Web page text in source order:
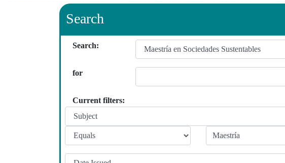
Search
Search:
for
Current filters: